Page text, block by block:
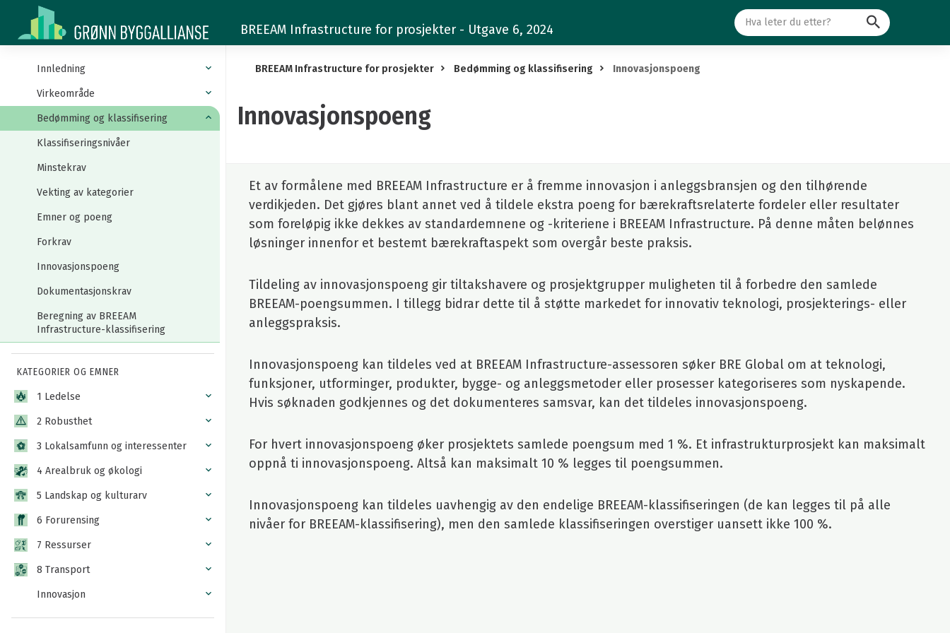
Innovasjonspoeng BREEAM Infrastructure for prosjekter - Utgave 6, 2024 Søk
Innledning
Virkeområde
Bedømming og klassifisering
Klassifiseringsnivåer
Minstekrav
Vekting av kategorier
Emner og poeng
Forkrav
Innovasjonspoeng
Dokumentasjonskrav
Beregning av BREEAM
Infrastructure-klassifisering
KATEGORIER OG EMNER
1 Ledelse
2 Robusthet
3 Lokalsamfunn og interessenter
4 Arealbruk og økologi
5 Landskap og kulturarv
6 Forurensing
7 Ressurser
8 Transport
Innovasjon
BREEAM Infrastructure for prosjekter Bedømming og klassifisering Innovasjonspoeng
Innovasjonspoeng
Et av formålene med BREEAM Infrastructure er å fremme innovasjon i anleggsbransjen og den tilhørende
verdikjeden. Det gjøres blant annet ved å tildele ekstra poeng for bærekraftsrelaterte fordeler eller resultater
som foreløpig ikke dekkes av standardemnene og -kriteriene i BREEAM Infrastructure. På denne måten belønnes
løsninger innenfor et bestemt bærekraftaspekt som overgår beste praksis.
Tildeling av innovasjonspoeng gir tiltakshavere og prosjektgrupper muligheten til å forbedre den samlede
BREEAM-poengsummen. I tillegg bidrar dette til å støtte markedet for innovativ teknologi, prosjekterings- eller
anleggspraksis.
Innovasjonspoeng kan tildeles ved at BREEAM Infrastructure-assessoren søker BRE Global om at teknologi,
funksjoner, utforminger, produkter, bygge- og anleggsmetoder eller prosesser kategoriseres som nyskapende.
Hvis søknaden godkjennes og det dokumenteres samsvar, kan det tildeles innovasjonspoeng.
For hvert innovasjonspoeng øker prosjektets samlede poengsum med 1 %. Et infrastrukturprosjekt kan maksimalt
oppnå ti innovasjonspoeng. Altså kan maksimalt 10 % legges til poengsummen.
Innovasjonspoeng kan tildeles uavhengig av den endelige BREEAM-klassifiseringen (de kan legges til på alle
nivåer for BREEAM-klassifisering), men den samlede klassifiseringen overstiger uansett ikke 100 %.